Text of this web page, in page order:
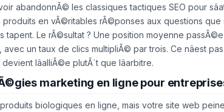
abandonnÃ© les classiques tactiques SEO pour
produits en vÃ©ritables rÃ©ponses aux questions
tapent. Le rÃ©sultat ? Une position moyenne
un taux de clics multipliÃ© par trois. Ce nâest
lâalliÃ©e plutÃ´t que lâarbitre.
marketing en ligne pour
biologiques en ligne, mais votre site web